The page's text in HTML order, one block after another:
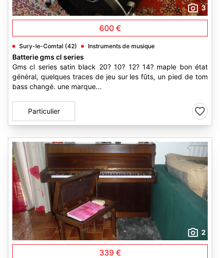
3
600 €
Sury-le-Comtal (42) Instruments de musique
Batterie gms cl series
Gms cl series satin black 20? 10? 12? 14? maple bon état
général, quelques traces de jeu sur les fûts, un pied de tom
bass changé. une marque...
Particulier
2
339 €